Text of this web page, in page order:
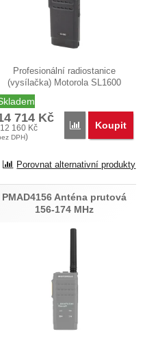
Profesionální radiostanice
(vysílačka) Motorola SL1600
714 Kč
12 160 Kč
DPH)
Porovnat
Koupit
Porovnat alternativní produkty
PMAD4156 Anténa prutová
156-174 MHz